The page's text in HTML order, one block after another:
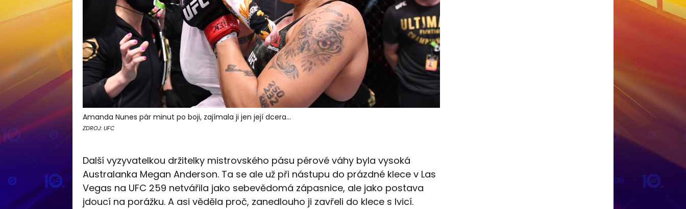
Amanda Nunes pár minut po boji, zajímala ji jen její dcera...
ZDROJ: UFC
Další vyzyvatelkou držitelky mistrovského pásu pérové váhy byla vysoká
Australanka Megan Anderson. Ta se ale už při nástupu do prázdné klece v Las
Vegas na UFC 259 netvářila jako sebevědomá zápasnice, ale jako postava
jdoucí na porážku. A asi věděla proč, zanedlouho ji zavřeli do klece s lvicí.